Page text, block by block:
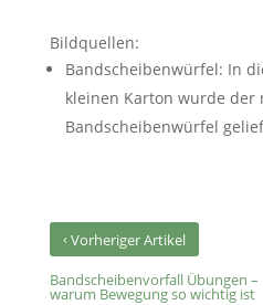
Bildquellen:
Bandscheibenwürfel: In
kleinen Karton wurde der
Bandscheibenwürfel
‹Vorheriger Artikel
Bandscheibenvorfall Übungen –
warum Bewegung so wichtig ist